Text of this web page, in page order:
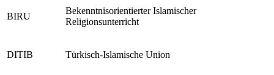
BIRU
Bekenntnisorientierter Islamischer
Religionsunterricht
DITIB Türkisch-Islamische Union